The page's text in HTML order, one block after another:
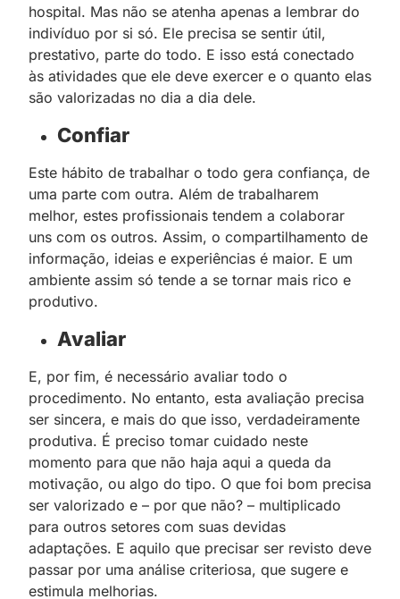
hospital. Mas não se atenha apenas a lembrar do
indivíduo por si só. Ele precisa se sentir útil,
prestativo, parte do todo. E isso está conectado
às atividades que ele deve exercer e o quanto elas
são valorizadas no dia a dia dele.
Confiar
Este hábito de trabalhar o todo gera confiança, de
uma parte com outra. Além de trabalharem
melhor, estes profissionais tendem a colaborar
uns com os outros. Assim, o compartilhamento de
informação, ideias e experiências é maior. E um
ambiente assim só tende a se tornar mais rico e
produtivo.
Avaliar
E, por fim, é necessário avaliar todo o
procedimento. No entanto, esta avaliação precisa
ser sincera, e mais do que isso, verdadeiramente
produtiva. É preciso tomar cuidado neste
momento para que não haja aqui a queda da
motivação, ou algo do tipo. O que foi bom precisa
ser valorizado e – por que não? – multiplicado
para outros setores com suas devidas
adaptações. E aquilo que precisar ser revisto deve
passar por uma análise criteriosa, que sugere e
estimula melhorias.